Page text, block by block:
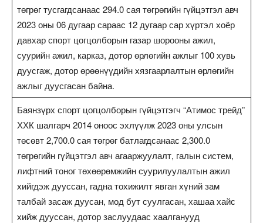
төгрөг тусгагдсанаас 294.0 сая төгрөгийн гүйцэтгэл авч
2023 оны 06 дугаар сараас 12 дугаар сар хүртэл хоёр
давхар спорт цогцолборын газар шорооны ажил,
суурийн ажил, карказ, дотор өрлөгийн ажлыг 100 хувь
дуусгаж, дотор өрөөнүүдийн хязгаарлалтын өрлөгийн
ажлыг дуусгасан байна.
Баянзүрх спорт цогцолборын гүйцэтгэгч “Атимос трейд”
ХХК шалгарч 2014 оноос эхлүүлж 2023 оны улсын
төсөвт 2,700.0 сая төгрөг батлагдсанаас 2,300.0
төгрөгийн гүйцэтгэл авч агааржуулалт, галын систем,
лифтний тоног төхөөрөмжийн суурилуулалтын ажил
хийгдэж дууссан, гадна тохижилт явган хүний зам
талбай засаж дуусан, мод бут суулгасан, хашаа хайс
хийж дууссан, дотор заслуудаас хаалганууд